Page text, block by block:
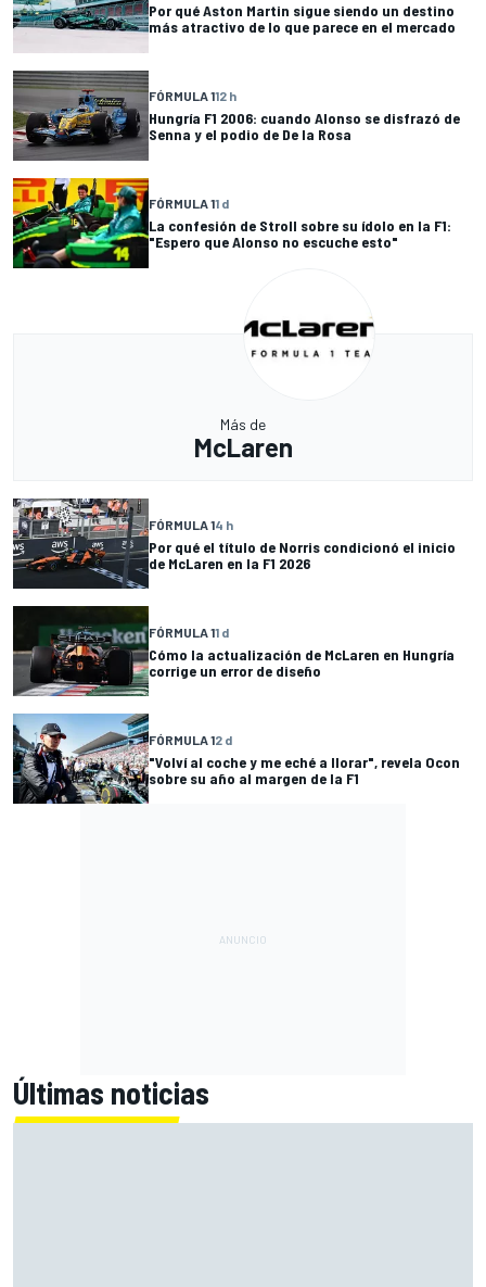
Por qué Aston Martin sigue siendo un destino
más atractivo de lo que parece en el mercado
FÓRMULA 112 h
Hungría F1 2006: cuando Alonso se disfrazó de
Senna y el podio de De la Rosa
FÓRMULA 11 d
La confesión de Stroll sobre su ídolo en la F1:
"Espero que Alonso no escuche esto"
Más de
McLaren
FÓRMULA 14 h
Por qué el título de Norris condicionó el inicio
de McLaren en la F1 2026
FÓRMULA 11 d
Cómo la actualización de McLaren en Hungría
corrige un error de diseño
FÓRMULA 12 d
"Volví al coche y me eché a llorar", revela Ocon
sobre su año al margen de la F1
Últimas noticias